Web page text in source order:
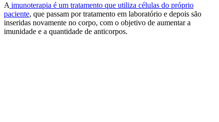
A imunoterapia é um tratamento que utiliza células do próprio
paciente, que passam por tratamento em laboratório e depois são
inseridas novamente no corpo, com o objetivo de aumentar a
imunidade e a quantidade de anticorpos.